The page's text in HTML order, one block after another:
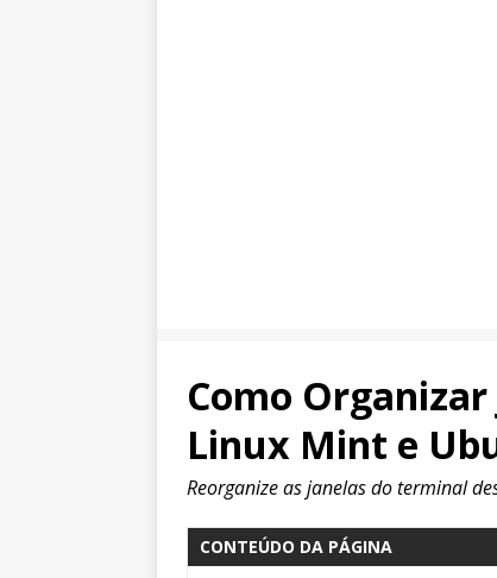
Como
Linux Mint e
Reorganize as janelas do terminal
CONTEÚDO DA PÁGINA